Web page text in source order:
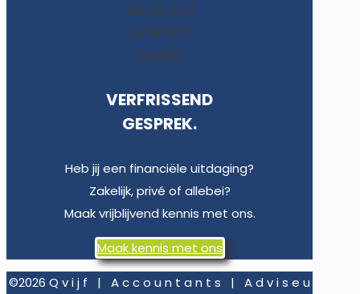
WIE WE ZIJN
CONTACT
NIEUWS
VERFRISSEND
GESPREK.
Heb jij een financiële uitdaging?
Zakelijk, privé of allebei?
Maak vrijblijvend kennis met ons.
Maak kennis met ons
©2026 Q v i j f | A c c o u n t a n t s | A d v i s e u